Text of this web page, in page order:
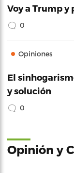
Voy a Trump y
0
Opiniones
El
y solución
0
Opinión y